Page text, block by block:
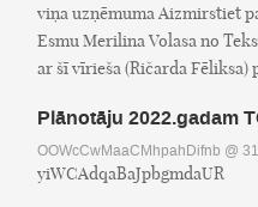
viņa uzņēmuma Aizmirstiet
Esmu Merilina Volasa no
ar šī vīrieša (Ričarda Fēliksa)
Plānotāju 2022.gadam
OOWcCwMaaCMhpahDifnb @
yiWCAdqaBaJpbgmdaUR